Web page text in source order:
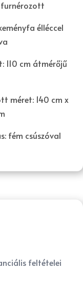
furnérozott
élléccel
110 cm átmérőjű
méret: 140 cm x
fém csúszóval
feltételei